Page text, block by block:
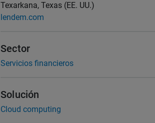
Texarkana, Texas (EE. UU.)
lendem.com
Sector
Servicios financieros
Solución
Cloud computing